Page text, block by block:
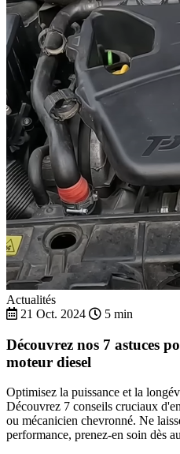
Actualités
21 Oct. 2024
5 min
Découvrez nos 7 astuces
moteur diesel
Optimisez la puissance et la
Découvrez 7 conseils cruciaux
ou mécanicien chevronné. Ne
performance, prenez-en soin dès